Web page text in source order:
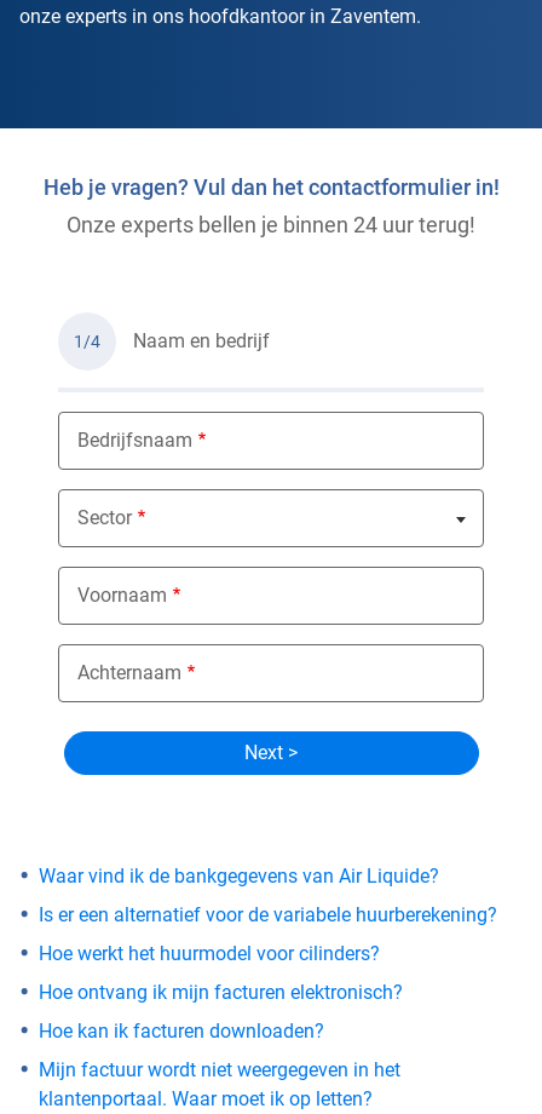
onze experts in ons hoofdkantoor in Zaventem.
Waar vind ik de bankgegevens van Air Liquide?
Is er een alternatief voor de variabele huurberekening?
Hoe werkt het huurmodel voor cilinders?
Hoe ontvang ik mijn facturen elektronisch?
Hoe kan ik facturen downloaden?
Mijn factuur wordt niet weergegeven in het
klantenportaal. Waar moet ik op letten?
Heb je vragen? Vul dan het contactformulier in!
Onze experts bellen je binnen 24 uur terug!
1/4 Naam en bedrijf
Bedrijfsnaam
Sector
Nothing selected
Voornaam
Achternaam